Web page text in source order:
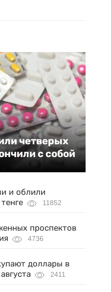
четверых
с собой
и облили
11852
проспектов
4736
доллары в
2411